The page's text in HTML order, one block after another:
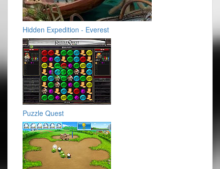
Hidden Expedition - Everest
Puzzle Quest